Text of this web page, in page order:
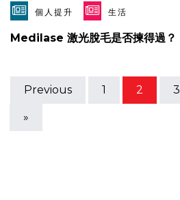
個人提升 生活
Medilase 激光脫毛是否揀得過？
Previous 1 2 3
»